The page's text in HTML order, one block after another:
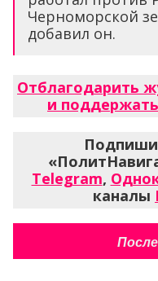
Черноморской
добавил он.
Отблагодарить
и
Telegram,
каналы